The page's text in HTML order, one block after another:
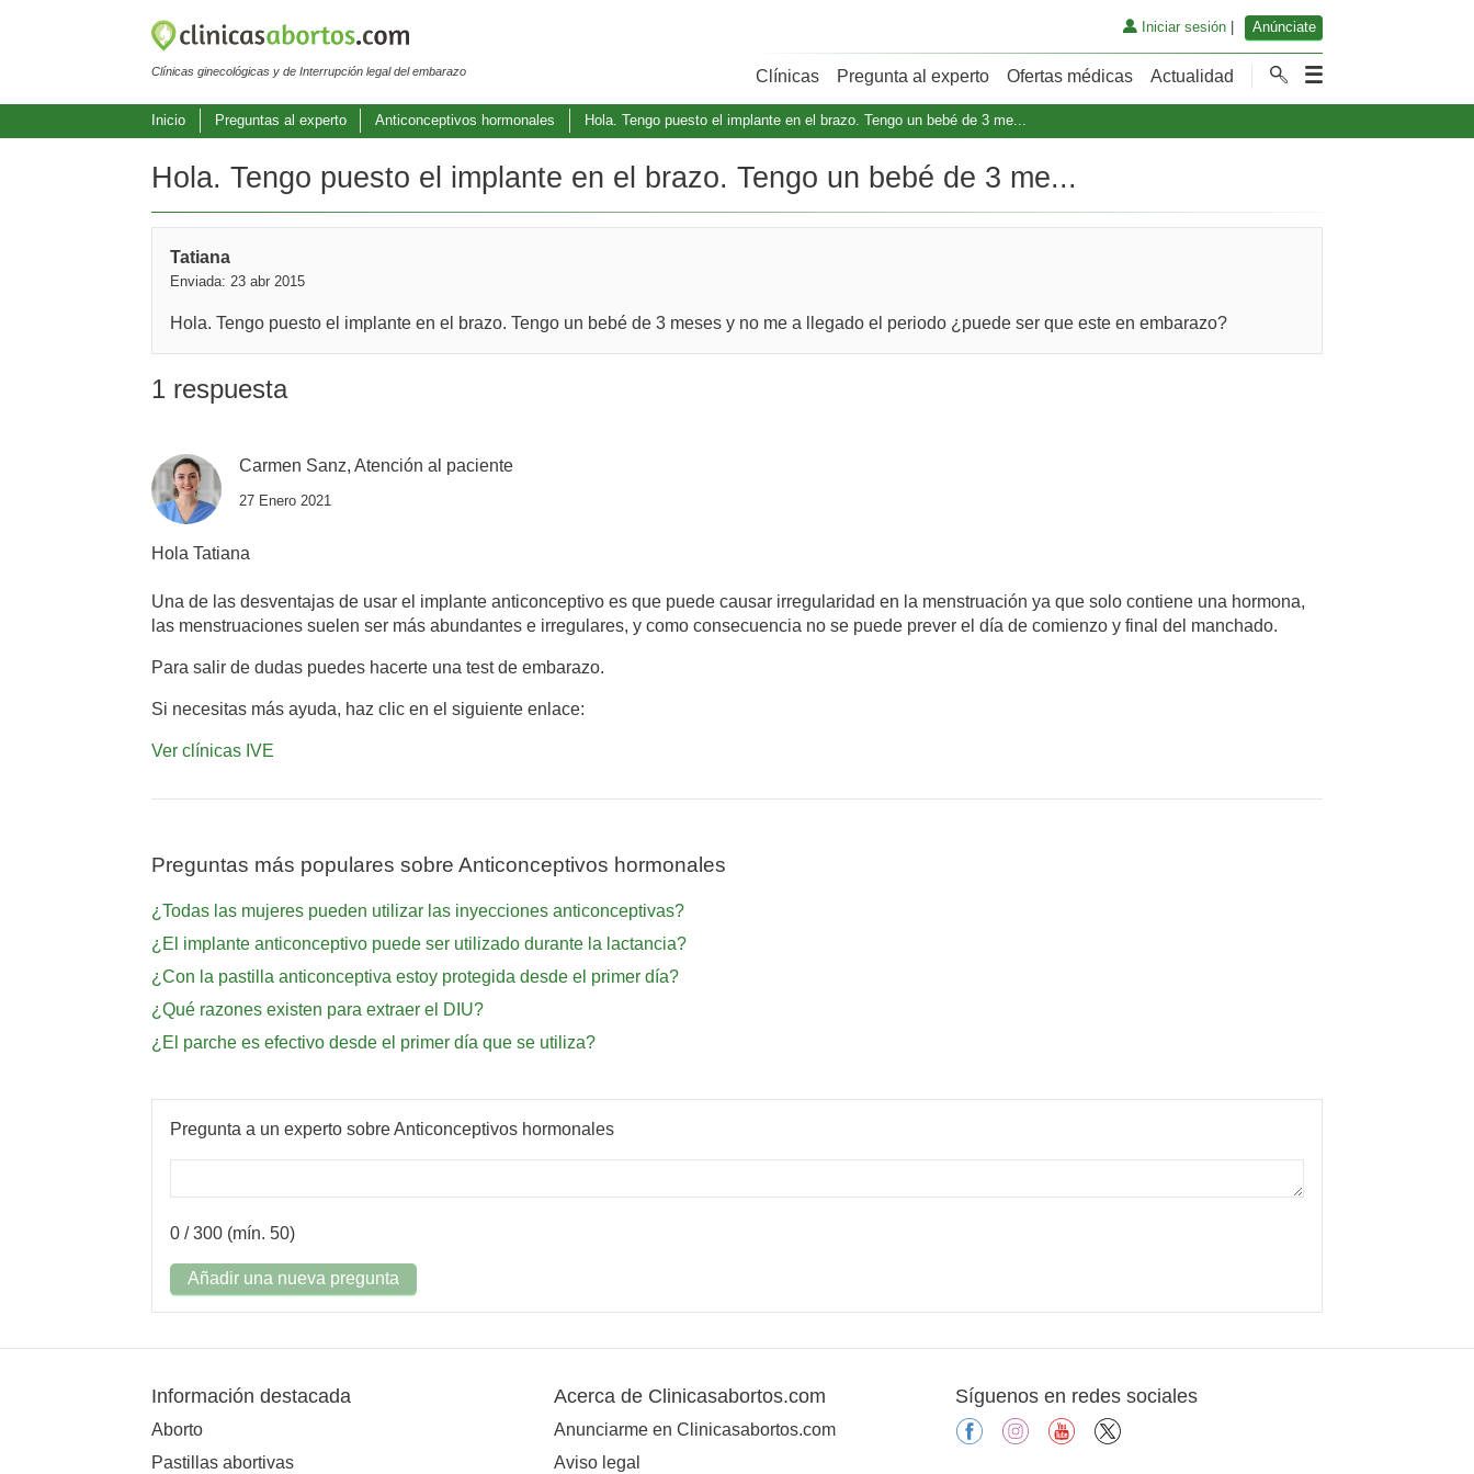
Clínicas ginecológicas y de Interrupción legal del embarazo
Iniciar sesión| Anúnciate
Clínicas Pregunta al experto Ofertas médicas Actualidad
Inicio Preguntas al experto Anticonceptivos hormonales Hola. Tengo puesto el implante en el brazo. Tengo un bebé de 3 me...
Hola. Tengo puesto el implante en el brazo. Tengo un bebé de 3 me...
Tatiana
Enviada: 23 abr 2015
Hola. Tengo puesto el implante en el brazo. Tengo un bebé de 3 meses y no me a llegado el periodo ¿puede ser que este en embarazo?
1 respuesta
Carmen Sanz, Atención al paciente
27 Enero 2021
Hola Tatiana
Una de las desventajas de usar el implante anticonceptivo es que puede causar irregularidad en la menstruación ya que solo contiene una hormona,
las menstruaciones suelen ser más abundantes e irregulares, y como consecuencia no se puede prever el día de comienzo y final del manchado.
Para salir de dudas puedes hacerte una test de embarazo.
Si necesitas más ayuda, haz clic en el siguiente enlace:
Ver clínicas IVE
Preguntas más populares sobre Anticonceptivos hormonales
¿Todas las mujeres pueden utilizar las inyecciones anticonceptivas?
¿El implante anticonceptivo puede ser utilizado durante la lactancia?
¿Con la pastilla anticonceptiva estoy protegida desde el primer día?
¿Qué razones existen para extraer el DIU?
¿El parche es efectivo desde el primer día que se utiliza?
Pregunta a un experto sobre Anticonceptivos hormonales
0 / 300 (mín. 50)
Añadir una nueva pregunta
Información destacada
Aborto
Pastillas abortivas
Acerca de Clinicasabortos.com
Anunciarme en Clinicasabortos.com
Aviso legal
Síguenos en redes sociales
facebookinstagramyoutube